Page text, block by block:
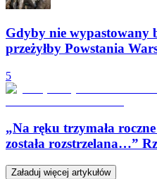
Gdyby nie wypastowany
przeżyłby Powstania
5
„Na ręku trzymała
została rozstrzelana…”
Załaduj więcej artykułów